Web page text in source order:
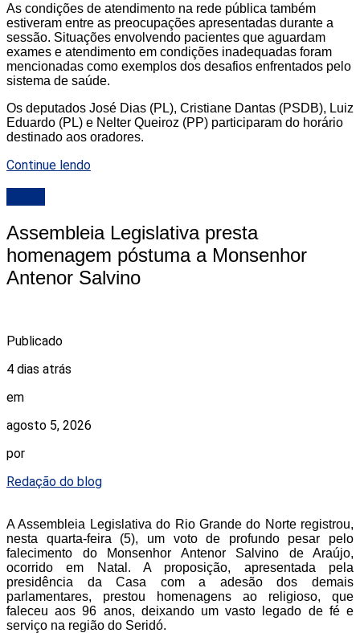
As condições de atendimento na rede pública também
estiveram entre as preocupações apresentadas durante a
sessão. Situações envolvendo pacientes que aguardam
exames e atendimento em condições inadequadas foram
mencionadas como exemplos dos desafios enfrentados pelo
sistema de saúde.
Os deputados José Dias (PL), Cristiane Dantas (PSDB), Luiz
Eduardo (PL) e Nelter Queiroz (PP) participaram do horário
destinado aos oradores.
Continue lendo
Assembleia Legislativa presta
homenagem póstuma a Monsenhor
Antenor Salvino
Publicado
4 dias atrás
em
agosto 5, 2026
por
Redação do blog
A Assembleia Legislativa do Rio Grande do Norte registrou,
nesta quarta-feira (5), um voto de profundo pesar pelo
falecimento do Monsenhor Antenor Salvino de Araújo,
ocorrido em Natal. A proposição, apresentada pela
presidência da Casa com a adesão dos demais
parlamentares, prestou homenagens ao religioso, que
faleceu aos 96 anos, deixando um vasto legado de fé e
serviço na região do Seridó.